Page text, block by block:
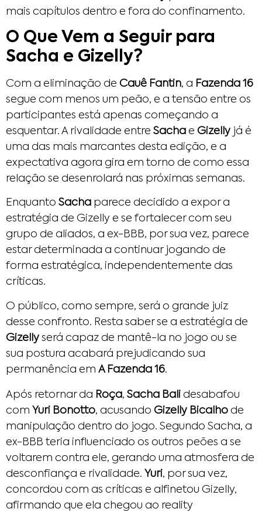
mais capítulos dentro e fora do confinamento.
O Que Vem a Seguir para
Sacha e Gizelly?
Com a eliminação de Cauê Fantin, a Fazenda 16
segue com menos um peão, e a tensão entre os
participantes está apenas começando a
esquentar. A rivalidade entre Sacha e Gizelly já é
uma das mais marcantes desta edição, e a
expectativa agora gira em torno de como essa
relação se desenrolará nas próximas semanas.
Enquanto Sacha parece decidido a expor a
estratégia de Gizelly e se fortalecer com seu
grupo de aliados, a ex-BBB, por sua vez, parece
estar determinada a continuar jogando de
forma estratégica, independentemente das
críticas.
O público, como sempre, será o grande juiz
desse confronto. Resta saber se a estratégia de
Gizelly será capaz de mantê-la no jogo ou se
sua postura acabará prejudicando sua
permanência em A Fazenda 16.
Após retornar da Roça, Sacha Bali desabafou
com Yuri Bonotto, acusando Gizelly Bicalho de
manipulação dentro do jogo. Segundo Sacha, a
ex-BBB teria influenciado os outros peões a se
voltarem contra ele, gerando uma atmosfera de
desconfiança e rivalidade. Yuri, por sua vez,
concordou com as críticas e alfinetou Gizelly,
afirmando que ela chegou ao reality